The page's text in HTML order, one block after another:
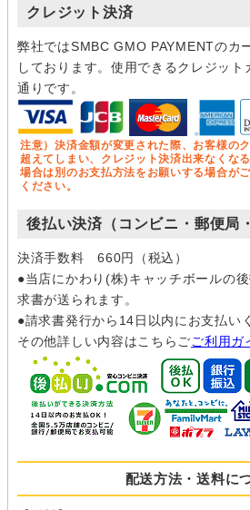
クレジット決済
弊社ではSMBC GMO PAYMENTのカ
しております。使用できるクレジッ
通りです。
注意）決済金額が変更された際、お客様の
超えてしまい、クレジット決済出来なくな
場合は別のお支払方法をお願いする場合が
ください。
後払い決済（コンビニ・郵便局
決済手数料 660円（税込）
●当店にかわり(株)キャッチボールの
求書が送られます。
●請求書発行から14日以内にお支払い
その他詳しい内容はこちらごご利用ガ
配送方法・送料に